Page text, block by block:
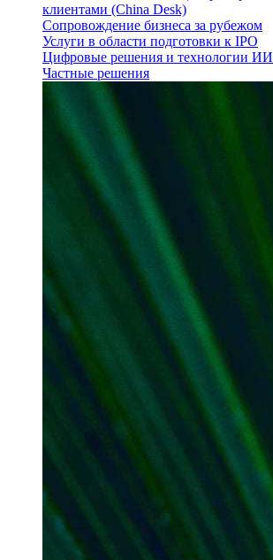
клиентами (China Desk)
Сопровождение бизнеса за рубежом
Услуги в области подготовки к IPO
Цифровые решения и технологии ИИ
Частные решения